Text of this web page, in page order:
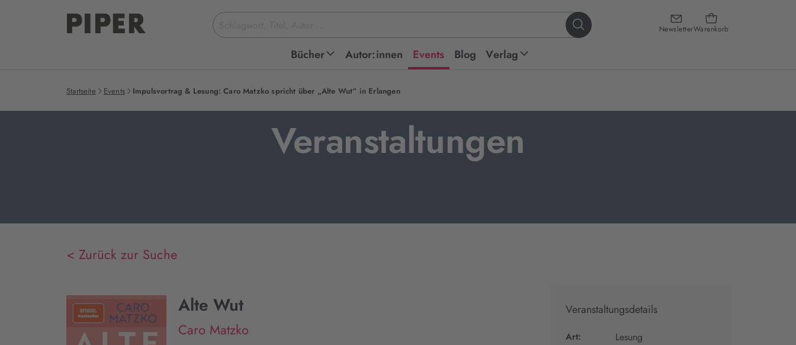
NewsletterWarenkorb
Suchbegriff
eingeben
Bücher Autor:innen Events Blog Verlag
Startseite Events Impulsvortrag & Lesung: Caro Matzko spricht über „Alte Wut“ in Erlangen
Veranstaltungen
< Zurück zur Suche
Alte Wut
Caro Matzko
Veranstaltungsdetails
Art: Lesung